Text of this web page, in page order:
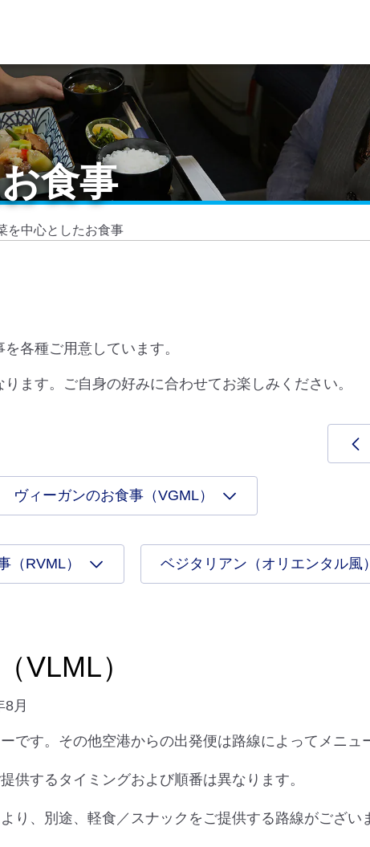
食事
を中心としたお食事
各種ご用意しています。
ます。ご自身の好みに合わせてお楽しみください。
ヴィーガンのお食事（VGML）
（RVML） ベジタリアン（オリエンタル風
VLML）
月
です。その他空港からの出発便は路線によってメニュ
供するタイミングおよび順番は異なります。
り、別途、軽食／スナックをご提供する路線がござい